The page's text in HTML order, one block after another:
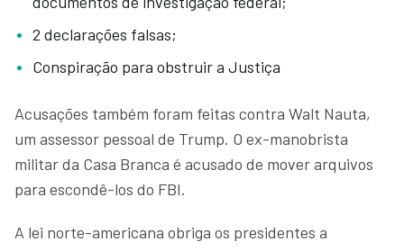
2 declarações falsas;
Conspiração para obstruir a Justiça
Acusações também foram feitas contra Walt Nauta,
um assessor pessoal de Trump. O ex-manobrista
militar da Casa Branca é acusado de mover arquivos
para escondê-los do FBI.
A lei norte-americana obriga os presidentes a